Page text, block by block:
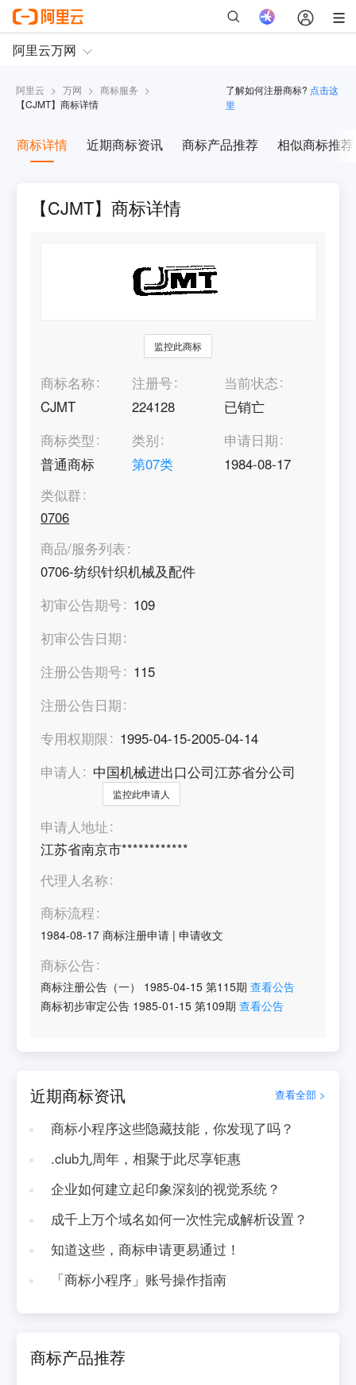
阿里云 > 万网 > 商标服务 >
【CJMT】商标详情
了解如何注册商标? 点击这
里
商标详情 近期商标资讯 商标产品推荐 相似商标推荐
【CJMT】商标详情
监控此商标
商标名称
CJMT
注册号
224128
当前状态
已销亡
商标类型
普通商标
类别
第07类
申请日期
1984-08-17
类似群
0706
商品/服务列表
0706-纺织针织机械及配件
初审公告期号
109
初审公告日期
注册公告期号
115
注册公告日期
专用权期限
1995-04-15-2005-04-14
申请人
中国机械进出口公司江苏省分公司
监控此申请人
申请人地址
江苏省南京市************
代理人名称
商标流程
1984-08-17 商标注册申请 |申请收文
商标公告
商标注册公告（一） 1985-04-15 第115期 查看公告
商标初步审定公告 1985-01-15 第109期 查看公告
近期商标资讯 查看全部 >
商标小程序这些隐藏技能，你发现了吗？
.club九周年，相聚于此尽享钜惠
企业如何建立起印象深刻的视觉系统？
成千上万个域名如何一次性完成解析设置？
知道这些，商标申请更易通过！
「商标小程序」账号操作指南
商标产品推荐